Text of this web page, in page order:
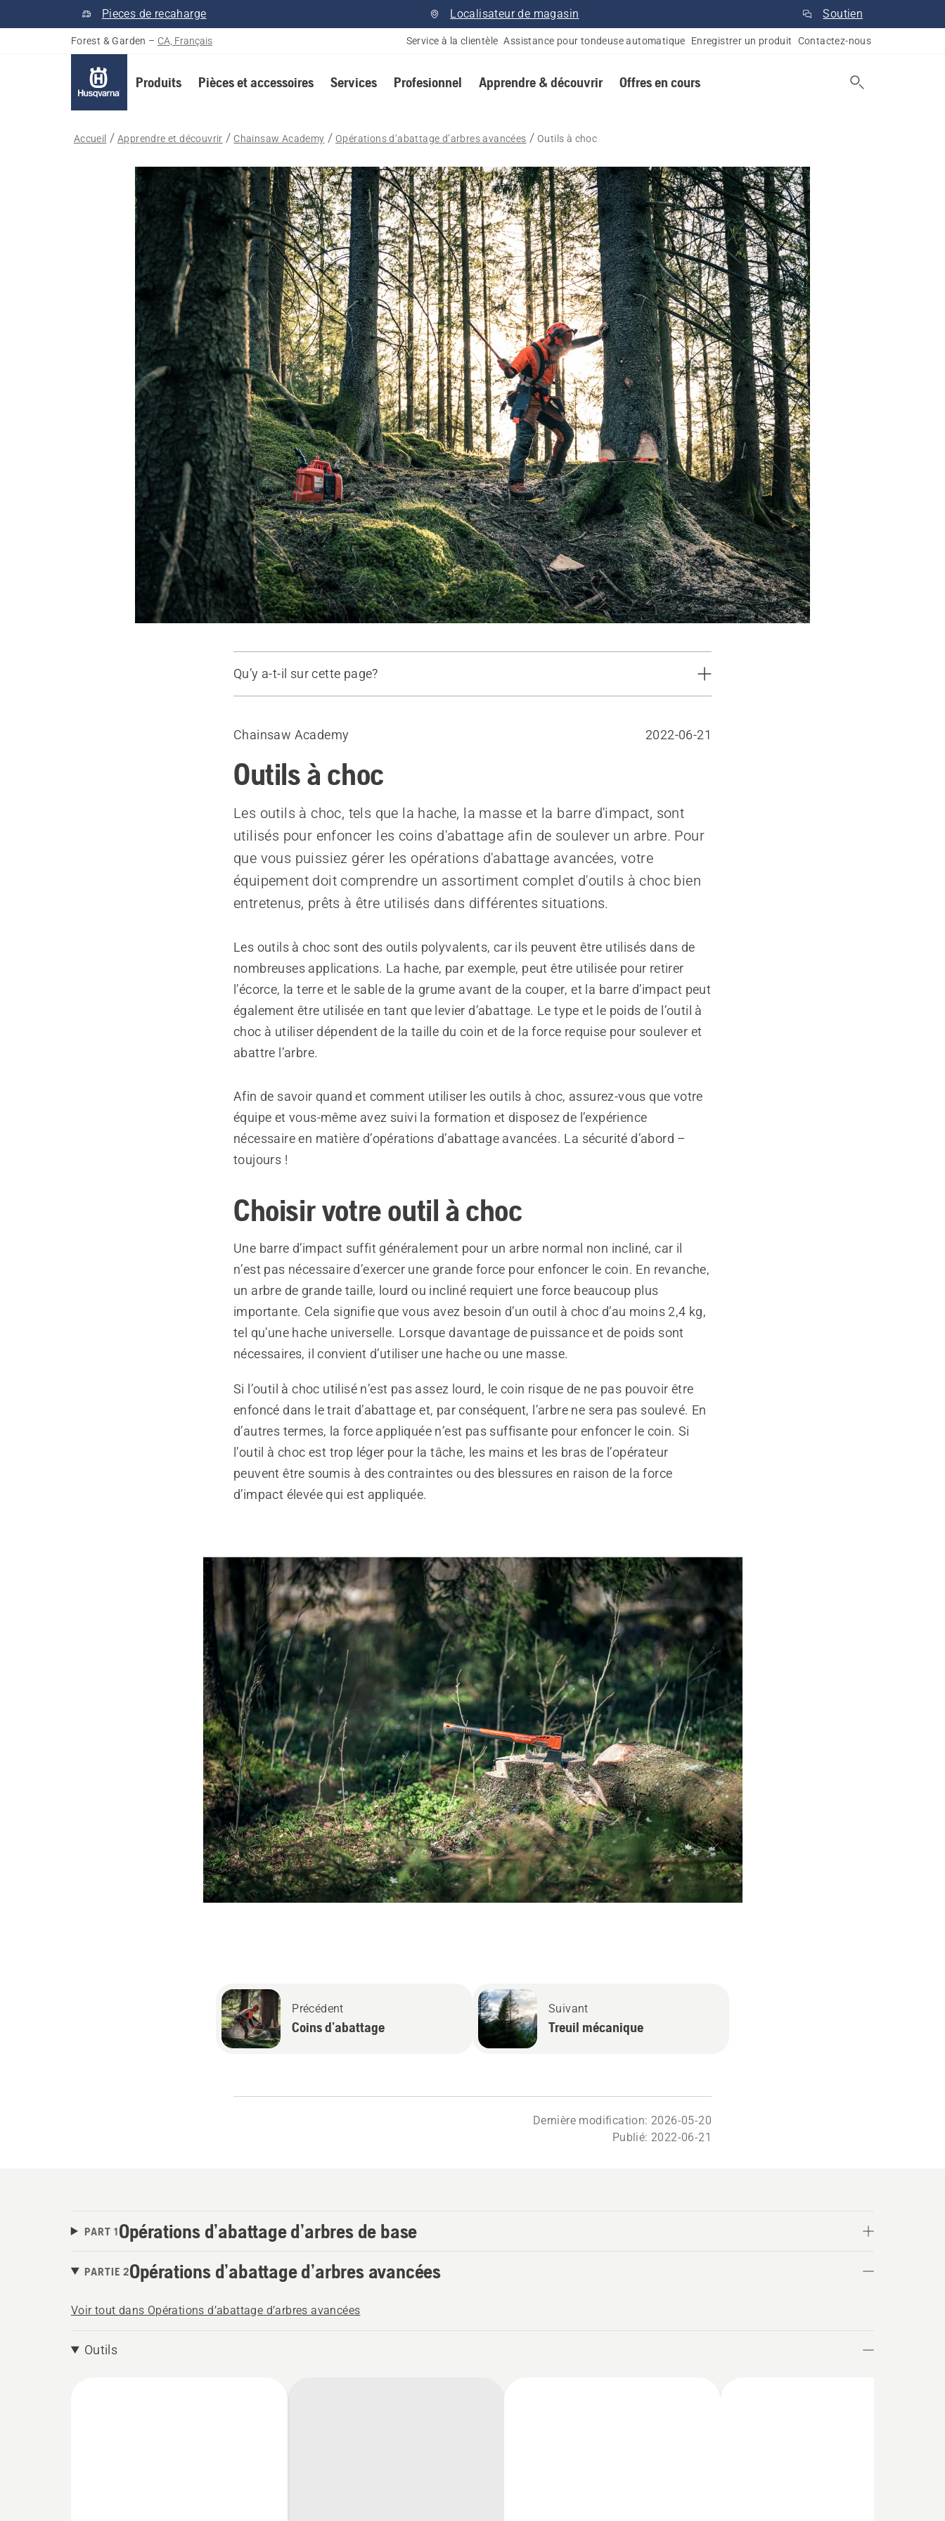
Pieces de recaharge Localisateur de magasin Soutien
Forest & Garden – CA, Français Service à la clientèle Assistance pour tondeuse automatique Enregistrer un produit Contactez-nous
Produits Pièces et accessoires Services Profesionnel Apprendre & découvrir Offres en cours
Accueil Apprendre et découvrir Chainsaw Academy Opérations d’abattage d’arbres avancées Outils à choc
Qu’y a-t-il sur cette page?
Choisir votre outil à choc
Chainsaw Academy 2022-06-21
Outils à choc
Les outils à choc, tels que la hache, la masse et la barre d'impact, sont
utilisés pour enfoncer les coins d'abattage afin de soulever un arbre. Pour
que vous puissiez gérer les opérations d'abattage avancées, votre
équipement doit comprendre un assortiment complet d'outils à choc bien
entretenus, prêts à être utilisés dans différentes situations.
Les outils à choc sont des outils polyvalents, car ils peuvent être utilisés dans de
nombreuses applications. La hache, par exemple, peut être utilisée pour retirer
l’écorce, la terre et le sable de la grume avant de la couper, et la barre d’impact peut
également être utilisée en tant que levier d’abattage. Le type et le poids de l’outil à
choc à utiliser dépendent de la taille du coin et de la force requise pour soulever et
abattre l’arbre.
Afin de savoir quand et comment utiliser les outils à choc, assurez-vous que votre
équipe et vous-même avez suivi la formation et disposez de l’expérience
nécessaire en matière d’opérations d’abattage avancées. La sécurité d’abord –
toujours !
Choisir votre outil à choc
Une barre d’impact suffit généralement pour un arbre normal non incliné, car il
n’est pas nécessaire d’exercer une grande force pour enfoncer le coin. En revanche,
un arbre de grande taille, lourd ou incliné requiert une force beaucoup plus
importante. Cela signifie que vous avez besoin d’un outil à choc d’au moins 2,4 kg,
tel qu’une hache universelle. Lorsque davantage de puissance et de poids sont
nécessaires, il convient d’utiliser une hache ou une masse.
Si l’outil à choc utilisé n’est pas assez lourd, le coin risque de ne pas pouvoir être
enfoncé dans le trait d’abattage et, par conséquent, l’arbre ne sera pas soulevé. En
d’autres termes, la force appliquée n’est pas suffisante pour enfoncer le coin. Si
l’outil à choc est trop léger pour la tâche, les mains et les bras de l’opérateur
peuvent être soumis à des contraintes ou des blessures en raison de la force
d’impact élevée qui est appliquée.
Précédent
Coins d’abattage
Suivant
Treuil mécanique
Dernière modification: 2026-05-20
Publié: 2022-06-21
PART 1Opérations d’abattage d’arbres de base
PARTIE 2Opérations d’abattage d’arbres avancées
Voir tout dans Opérations d’abattage d’arbres avancées
Outils